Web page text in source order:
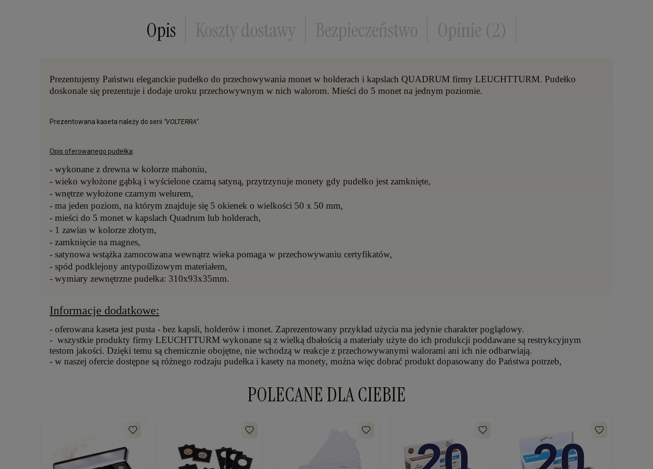
Opis Koszty dostawy Bezpieczeństwo Opinie (2)
Prezentujemy Państwu eleganckie pudełko do przechowywania monet w holderach i kapslach QUADRUM firmy LEUCHTTURM. Pudełko
doskonale się prezentuje i dodaje uroku przechowywnym w nich walorom. Mieści do 5 monet na jednym poziomie.
Prezentowana kaseta należy do serii "VOLTERRA".
Opis oferowanego pudełka:
- wykonane z drewna w kolorze mahoniu,
- wieko wyłożone gąbką i wyścielone czarną satyną, przytrzynuje monety gdy pudełko jest zamknięte,
- wnętrze wyłożone czarnym welurem,
- ma jeden poziom, na którym znajduje się 5 okienek o wielkości 50 x 50 mm,
- mieści do 5 monet w kapslach Quadrum lub holderach,
- 1 zawias w kolorze złotym,
- zamknięcie na magnes,
- satynowa wstążka zamocowana wewnątrz wieka pomaga w przechowywaniu certyfikatów,
- spód podklejony antypoślizowym materiałem,
- wymiary zewnętrzne pudełka: 310x93x35mm.
Informacje dodatkowe:
- oferowana kaseta jest pusta - bez kapsli, holderów i monet. Zaprezentowany przykład użycia ma jedynie charakter poglądowy.
- wszystkie produkty firmy LEUCHTTURM wykonane są z wielką dbałością a materiały użyte do ich produkcji poddawane są restrykcyjnym
testom jakości. Dzięki temu są chemicznie obojętne, nie wchodzą w reakcje z przechowywanymi walorami ani ich nie odbarwiają.
- w naszej ofercie dostępne są różnego rodzaju pudełka i kasety na monety, można więc dobrać produkt dopasowany do Państwa potrzeb,
POLECANE DLA CIEBIE